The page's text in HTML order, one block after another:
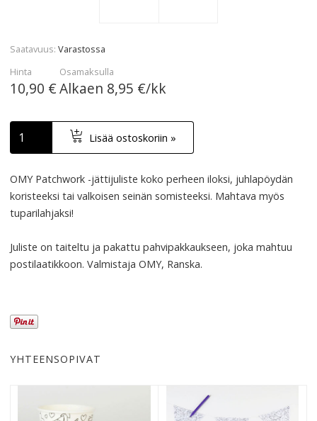
Saatavuus Varastossa
Hinta
10,90 €
Osamaksulla
Alkaen 8,95 €/kk
Lisää ostoskoriin »
OMYPatchwork -jättijuliste koko perheen iloksi, juhlapöydän
koristeeksi tai valkoisen seinän somisteeksi. Mahtava myös
tuparilahjaksi!
Juliste on taiteltu ja pakattu pahvipakkaukseen, joka mahtuu
postilaatikkoon. ValmistajaOMY, Ranska.
YHTEENSOPIVAT